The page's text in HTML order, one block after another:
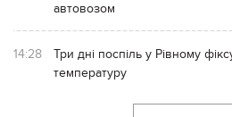
автовозом
14:28
Три дні поспіль у Рівному
температуру